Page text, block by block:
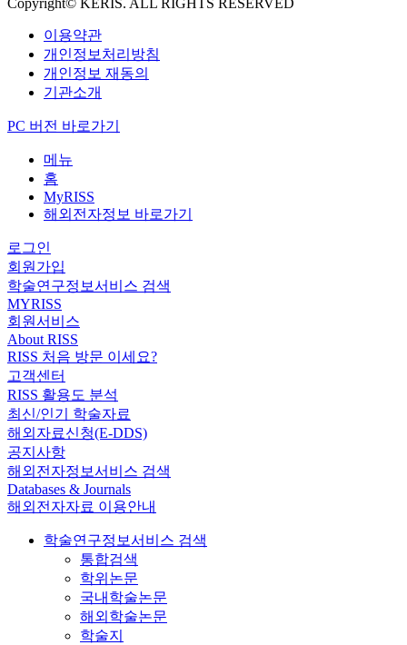
Copyright© KERIS. ALL RIGHTS RESERVED
이용약관
개인정보처리방침
개인정보 재동의
기관소개
PC 버전 바로가기
메뉴
홈
MyRISS
해외전자정보 바로가기
로그인
회원가입
학술연구정보서비스 검색
MYRISS
회원서비스
About RISS
RISS 처음 방문 이세요?
고객센터
RISS 활용도 분석
최신/인기 학술자료
해외자료신청(E-DDS)
공지사항
해외전자정보서비스 검색
Databases & Journals
해외전자자료 이용안내
학술연구정보서비스 검색
통합검색
학위논문
국내학술논문
해외학술논문
학술지